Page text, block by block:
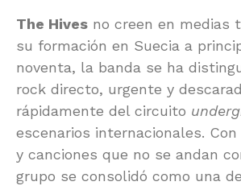
The Hives no creen en medias
su formación en Suecia a
noventa, la banda se ha
rock directo, urgente y
rápidamente del circuito
escenarios internacionales.
y canciones que no se andan
grupo se consolidó como una